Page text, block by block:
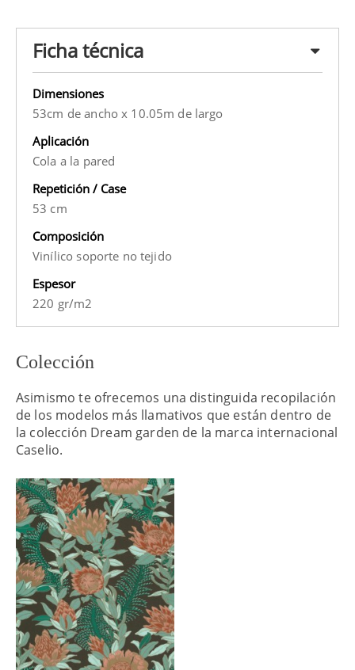
Ficha técnica
Dimensiones
53cm de ancho x 10.05m de largo
Aplicación
Cola a la pared
Repetición / Case
53 cm
Composición
Vinílico soporte no tejido
Espesor
220 gr/m2
Colección
Asimismo te ofrecemos una distinguida recopilación
de los modelos más llamativos que están dentro de
la colección Dream garden de la marca internacional
Caselio.